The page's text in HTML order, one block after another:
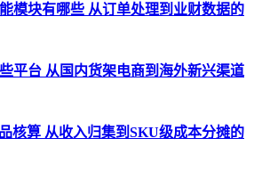
模块有哪些 从订单处理到业财数据的
平台 从国内货架电商到海外新兴渠道
核算 从收入归集到SKU级成本分摊的